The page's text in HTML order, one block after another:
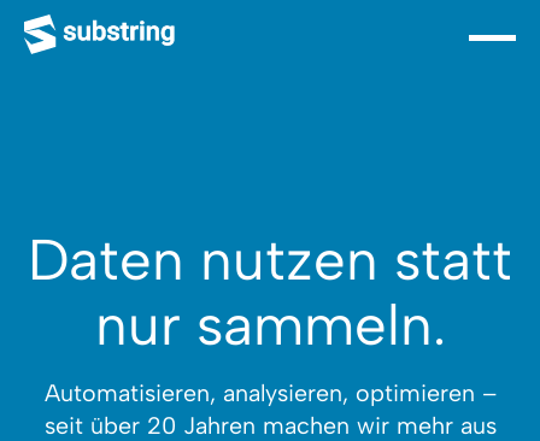
Daten nutzen statt
nur sammeln.
Automatisieren, analysieren, optimieren –
seit über 20 Jahren machen wir mehr aus